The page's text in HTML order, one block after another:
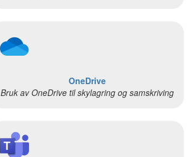
OneDrive
Bruk av OneDrive til skylagring og samskriving